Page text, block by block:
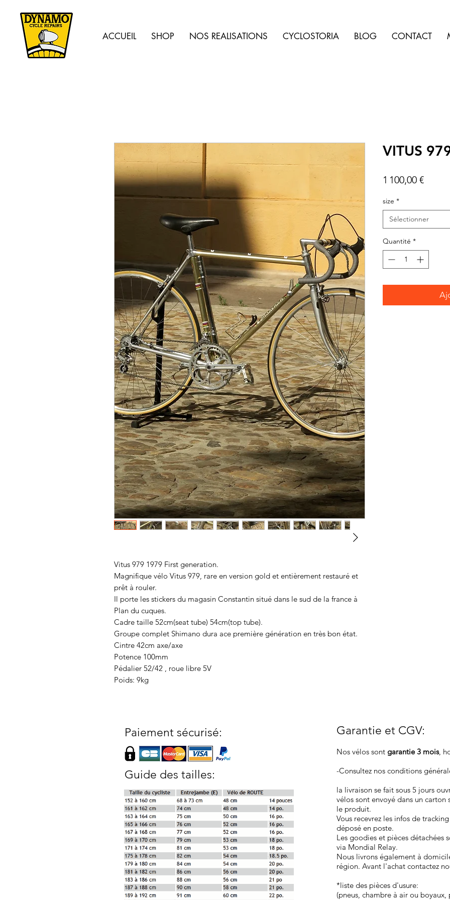
ACCUEIL SHOP NOS REALISATIONS CYCLOSTORIA BLOG CONTACT
Vitus 979 1979 First generation.
Magnifique vélo Vitus 979, rare en version gold et entièrement restauré et
prêt à rouler.
Il porte les stickers du magasin Constantin situé dans le sud de la france à
Plan du cuques.
Cadre taille 52cm(seat tube) 54cm(top tube).
Groupe complet Shimano dura ace première génération en très bon état.
Cintre 42cm axe/axe
Potence 100mm
Pédalier 52/42 , roue libre 5V
Poids: 9kg
VITUS
1 100,00 €Prix
size *
Sélectionner
Quantité *
Paiement sécurisé:
Guide des tailles:
Garantie et CGV:
Nos vélos sont garantie 3 mois,
-Consultez nos conditions
la livraison se fait sous 5 jours
vélos sont envoyé dans un
le produit.
Vous recevrez les infos de
déposé en poste.
Les goodies et pièces détachées
via Mondial Relay.
Nous livrons également à
région. Avant l'achat contactez
*liste des pièces d'usure:
(pneus, chambre à air ou